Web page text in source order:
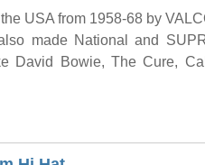
USA from 1958-68 by
made National and
David Bowie, The Cure,